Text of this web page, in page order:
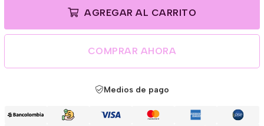
AGREGAR AL CARRITO
COMPRAR AHORA
Medios de pago